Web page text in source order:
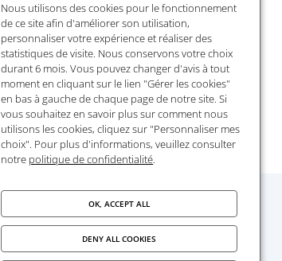
Nous utilisons des cookies pour le fonctionnement
de ce site afin d'améliorer son utilisation,
personnaliser votre expérience et réaliser des
statistiques de visite. Nous conservons votre choix
durant 6 mois. Vous pouvez changer d'avis à tout
moment en cliquant sur le lien "Gérer les cookies"
en bas à gauche de chaque page de notre site. Si
vous souhaitez en savoir plus sur comment nous
utilisons les cookies, cliquez sur "Personnaliser mes
choix". Pour plus d'informations, veuillez consulter
notre politique de confidentialité.
OK, ACCEPT ALL
DENY ALL COOKIES